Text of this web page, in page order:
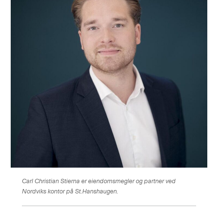
Carl Christian Stierna er eiendomsmegler og partner ved
Nordviks kontor på St.Hanshaugen.